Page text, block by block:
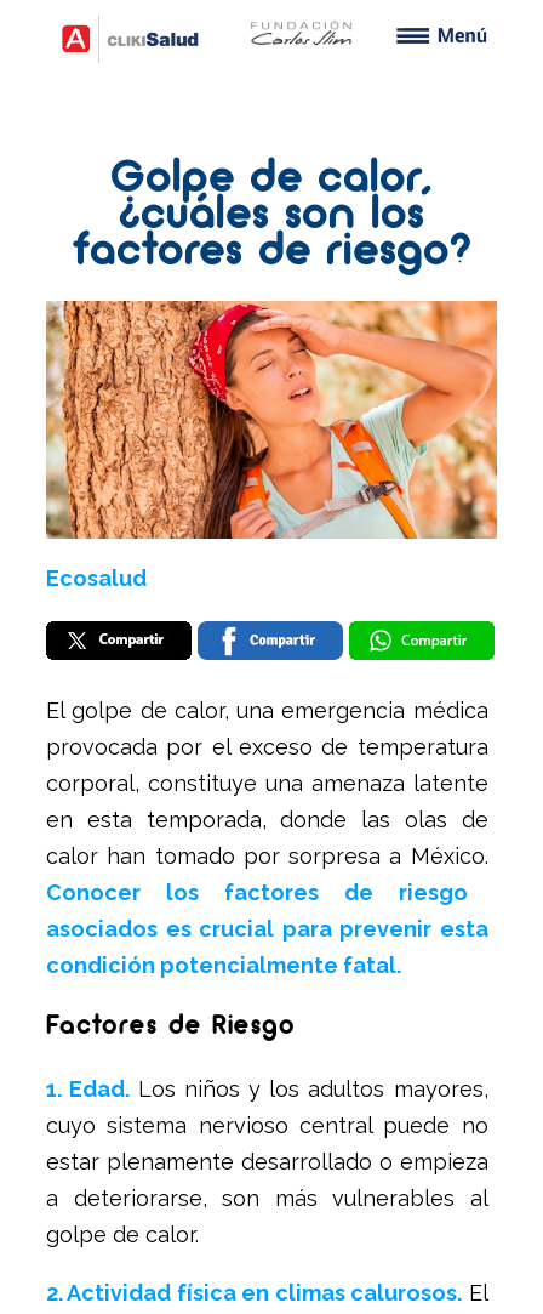
Golpe de calor,
¿cuáles son los
factores de riesgo?
Ecosalud
El golpe de calor, una emergencia médica
provocada por el exceso de temperatura
corporal, constituye una amenaza latente
en esta temporada, donde las olas de
calor han tomado por sorpresa a México.
Conocer los factores de riesgo
asociados es crucial para prevenir esta
condición potencialmente fatal.
Factores de Riesgo
1. Edad. Los niños y los adultos mayores,
cuyo sistema nervioso central puede no
estar plenamente desarrollado o empieza
a deteriorarse, son más vulnerables al
golpe de calor.
2. Actividad física en climas calurosos. El